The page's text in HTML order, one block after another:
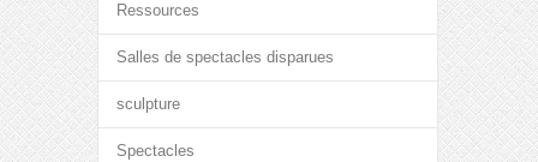
Ressources
Salles de spectacles disparues
sculpture
Spectacles